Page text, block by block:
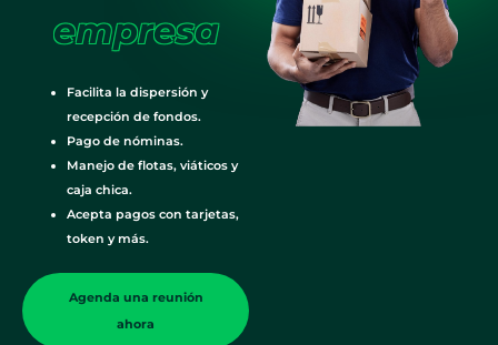
empresa
Facilita la dispersión y
recepción de fondos.
Pago de nóminas.
Manejo de flotas, viáticos y
caja chica.
Acepta pagos con tarjetas,
token y más.
Agenda una reunión
ahora